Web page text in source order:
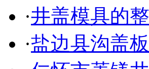
·井盖模具的
·盐边县沟盖板